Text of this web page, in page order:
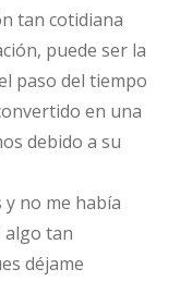
tan cotidiana
puede ser la
paso del tiempo
en una
debido a su
no me había
algo tan
déjame